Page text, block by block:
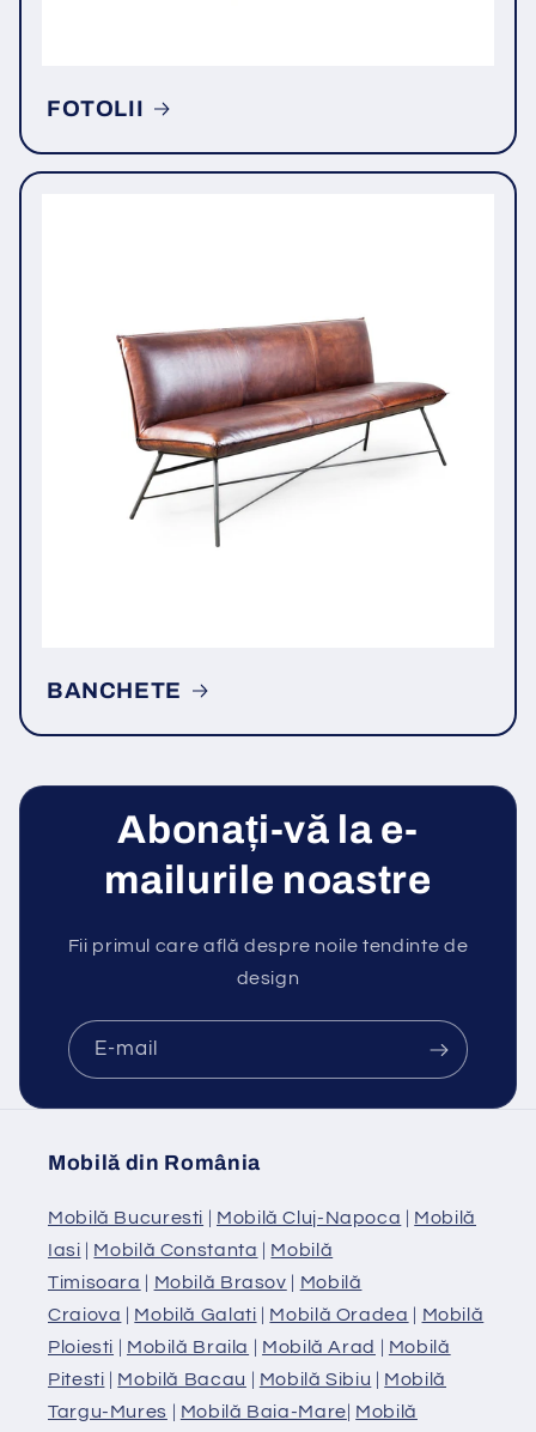
FOTOLII
BANCHETE
Abonați-vă la e-
mailurile noastre
Fii primul care află despre noile tendinte de
design
E-mail
Mobilă din România
Mobilă Bucuresti | Mobilă Cluj-Napoca | Mobilă
Iasi | Mobilă Constanta | Mobilă
Timisoara | Mobilă Brasov | Mobilă
Craiova | Mobilă Galati | Mobilă Oradea | Mobilă
Ploiesti | Mobilă Braila | Mobilă Arad | Mobilă
Pitesti | Mobilă Bacau | Mobilă Sibiu | Mobilă
Targu-Mures | Mobilă Baia-Mare| Mobilă